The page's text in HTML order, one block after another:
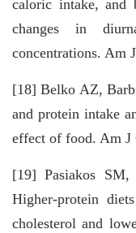
caloric intake, and
changes in
concentrations. Am
[18] Belko AZ,
and protein intake
effect of food. Am J
[19] Pasiakos
Higher-protein
cholesterol and